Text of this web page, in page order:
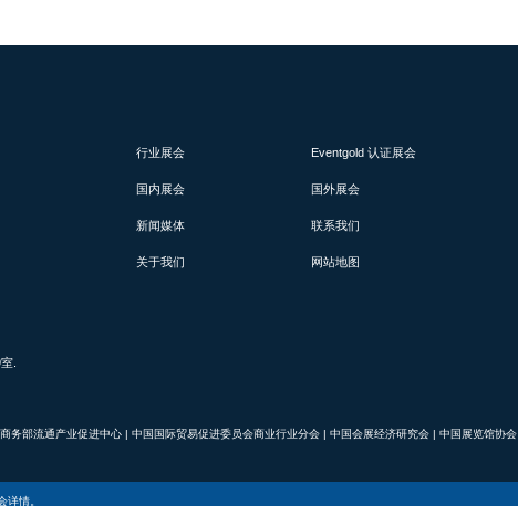
.
行业展会 Eventgold 认证展会
国内展会 国外展会
新闻媒体 联系我们
关于我们 网站地图
商务部流通产业促进中心 | 中国国际贸易促进委员会商业行业分会 | 中国会展经济研究会 | 中国展览馆协会
情。